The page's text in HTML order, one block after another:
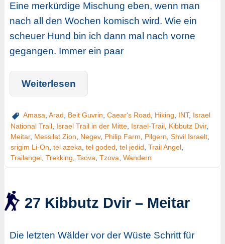
Eine merkürdige Mischung eben, wenn man
nach all den Wochen komisch wird. Wie ein
scheuer Hund bin ich dann mal nach vorne
gegangen. Immer ein paar
Weiterlesen
Amasa Arad Beit Guvrin Caear's Road Hiking INT, Israel
National Trail, Israel Trail in der Mitte, Israel-Trail, Kibbutz Dvir,
Meitar, Messilat Zion Negev, Philip Farm Pilgern Shvil Israelt,
srigim Li-On tel azeka tel goded tel jedid Trail Angel,
Trailangel, Trekking Tsova Tzova Wandern
27 Kibbutz Dvir – Meitar
Die letzten Wälder vor der Wüste Schritt für